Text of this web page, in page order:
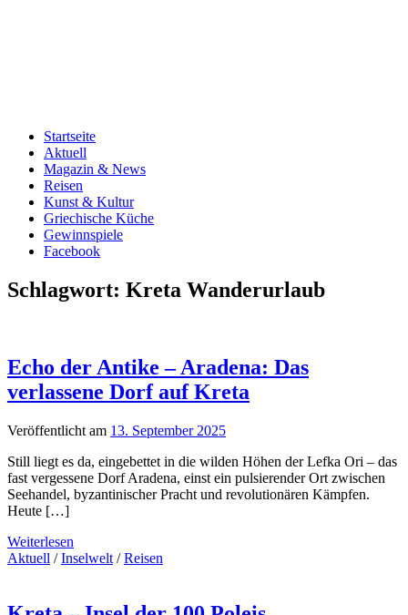
Startseite
Aktuell
Magazin & News
Reisen
Kunst & Kultur
Griechische Küche
Gewinnspiele
Facebook
Schlagwort: Kreta Wanderurlaub
Echo der Antike – Aradena: Das
verlassene Dorf auf Kreta
Veröffentlicht am 13. September 2025
Still liegt es da, eingebettet in die wilden Höhen der Lefka Ori – das
fast vergessene Dorf Aradena, einst ein pulsierender Ort zwischen
Seehandel, byzantinischer Pracht und revolutionären Kämpfen.
Heute […]
Weiterlesen
Aktuell /Inselwelt /Reisen